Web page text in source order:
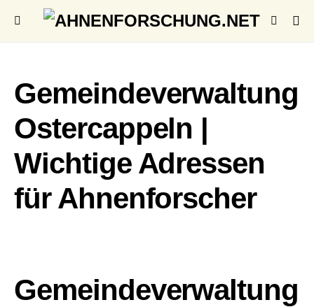
Gemeindeverwaltung
Ostercappeln |
Wichtige Adressen
für Ahnenforscher
Gemeindeverwaltung